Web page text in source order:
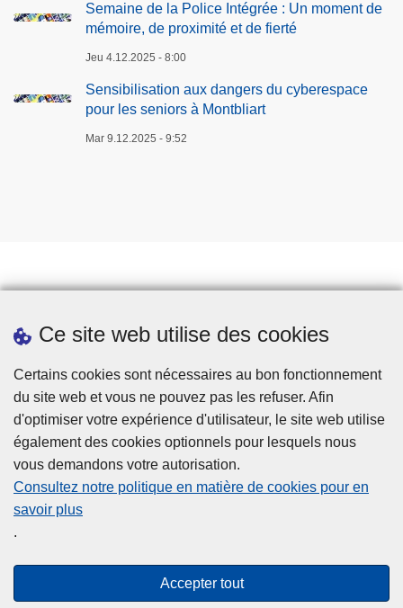
Ce site web utilise des cookies
Certains cookies sont nécessaires au bon fonctionnement
du site web et vous ne pouvez pas les refuser. Afin
d'optimiser votre expérience d'utilisateur, le site web utilise
également des cookies optionnels pour lesquels nous
vous demandons votre autorisation.
Consultez notre politique en matière de cookies pour en
savoir plus
.
Accepter tout
Semaine de la Police Intégrée : Un moment de
mémoire, de proximité et de fierté
Jeu 4.12.2025 - 8:00
Sensibilisation aux dangers du cyberespace
pour les seniors à Montbliart
Mar 9.12.2025 - 9:52
Téléchargements
Presse
Cookies
Accessibilité